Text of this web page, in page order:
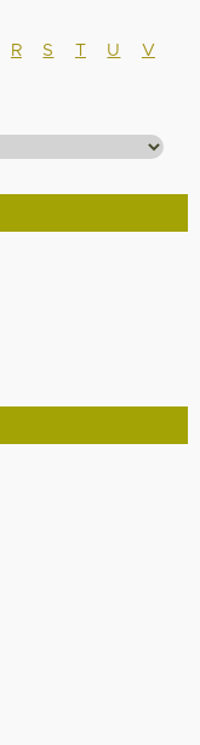
R S T U
V